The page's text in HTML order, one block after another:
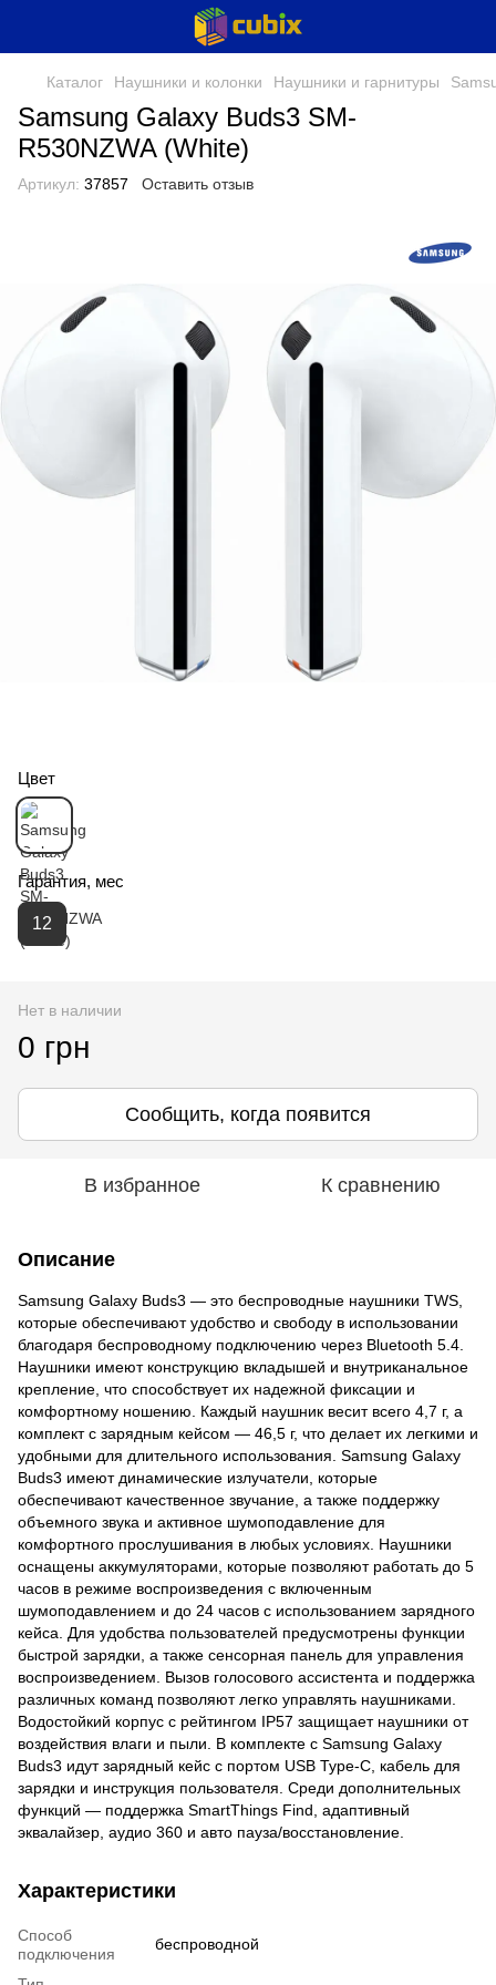
Каталог Наушники и колонки Наушники и гарнитуры
Samsung Galaxy Buds3 SM-
R530NZWA (White)
Артикул: 37857 Оставить отзыв
Цвет
Гарантия, мес
12
Нет в наличии
0 грн
Сообщить, когда появится
В избранное К сравнению
Описание
Samsung Galaxy Buds3 — это беспроводные наушники TWS,
которые обеспечивают удобство и свободу в использовании
благодаря беспроводному подключению через Bluetooth 5.4.
Наушники имеют конструкцию вкладышей и внутриканальное
крепление, что способствует их надежной фиксации и
комфортному ношению. Каждый наушник весит всего 4,7 г, а
комплект с зарядным кейсом — 46,5 г, что делает их легкими и
удобными для длительного использования. Samsung Galaxy
Buds3 имеют динамические излучатели, которые
обеспечивают качественное звучание, а также поддержку
объемного звука и активное шумоподавление для
комфортного прослушивания в любых условиях. Наушники
оснащены аккумуляторами, которые позволяют работать до 5
часов в режиме воспроизведения с включенным
шумоподавлением и до 24 часов с использованием зарядного
кейса. Для удобства пользователей предусмотрены функции
быстрой зарядки, а также сенсорная панель для управления
воспроизведением. Вызов голосового ассистента и поддержка
различных команд позволяют легко управлять наушниками.
Водостойкий корпус с рейтингом IP57 защищает наушники от
воздействия влаги и пыли. В комплекте с Samsung Galaxy
Buds3 идут зарядный кейс с портом USB Type-C, кабель для
зарядки и инструкция пользователя. Среди дополнительных
функций — поддержка SmartThings Find, адаптивный
эквалайзер, аудио 360 и авто пауза/восстановление.
Характеристики
Способ
подключения
беспроводной